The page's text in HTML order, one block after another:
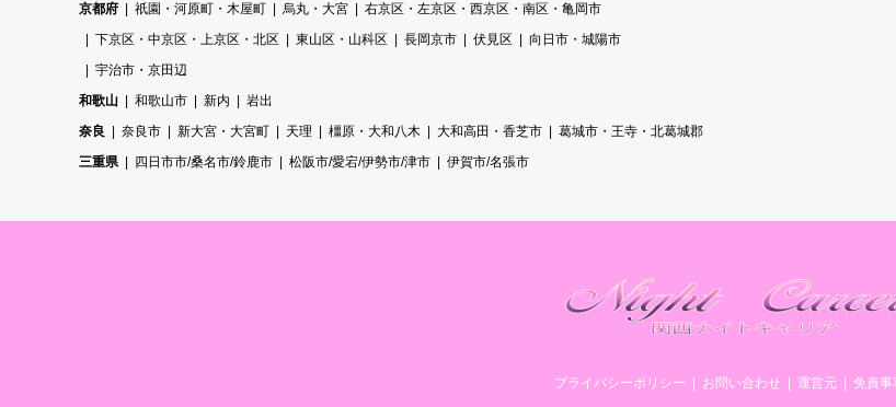
京都府
祇園・河原町・木屋町 烏丸・大宮
右京区・左京区・西京区・南区・亀岡市
下京区・中京区・上京区・北区
東山区・山科区 長岡京市 伏見区
向日市・城陽市
宇治市・京田辺
和歌山
和歌山市 新内
岩出
奈良
奈良市 新大宮・大宮町 天理 橿原・大和八木 大和高田・香芝市
葛城市・王寺・北葛城郡
三重県
四日市市/桑名市/鈴鹿市 松阪市/愛宕/伊勢市/津市 伊賀市/名張市
プライバシーポリシー お問い合わせ 運営元 免責事